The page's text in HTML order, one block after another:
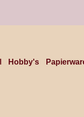
Hobby's